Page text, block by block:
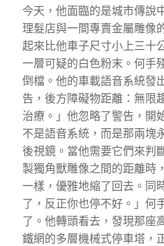
今天，他面臨的是城市傳說
理髮店與一間專賣金屬雕像
起來比他車子尺寸小上三十
一層可疑的白色粉末。何手
倒檔。他的車載語音系統發
告，後方障礙物距離：無限
治療。」他忽略了警告，開
不是語音系統，而是那兩塊
後視鏡。當他需要它們來判
製獨角獸雕像之間的距離時
一樣，優雅地縮了回去。同
了，反正你也停不好。」何
了。他轉頭看去，發現那座
鐵網的多層機械式停車塔，